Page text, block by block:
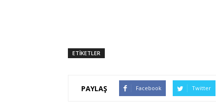
ETİKETLER
PAYLAŞ Facebook Twitter